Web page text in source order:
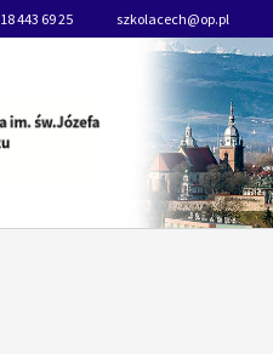
18 443 69 25 szkolacech@op.pl